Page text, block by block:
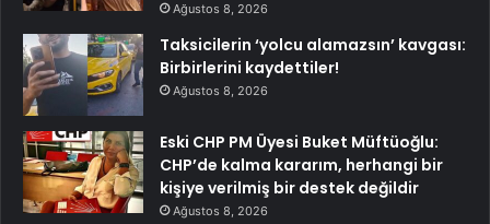
Ağustos 8, 2026
Taksicilerin ‘yolcu alamazsın’ kavgası:
Birbirlerini kaydettiler!
Ağustos 8, 2026
Eski CHP PM Üyesi Buket Müftüoğlu:
CHP’de kalma kararım, herhangi bir
kişiye verilmiş bir destek değildir
Ağustos 8, 2026